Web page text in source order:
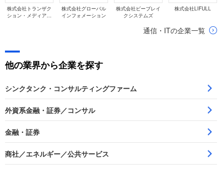
株式会社トランザク
ション・メディア・
株式会社グローバル
インフォメーション
株式会社ビーブレイ
クシステムズ
株式会社LIFULL
通信・ITの企業一覧
他の業界から企業を探す
シンクタンク・コンサルティングファーム
外資系金融・証券／コンサル
金融・証券
商社／エネルギー／公共サービス